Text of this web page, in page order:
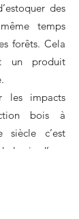
des
temps
forêts. Cela
un produit
les impacts
bois à
siècle c’est
la vie d’une